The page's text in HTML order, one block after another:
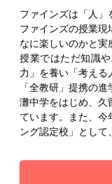
ファインズは「人」
ファインズの授業現
なに楽しいのかと実
授業ではただ知識
力」を養い「考える
「全教研」提携の
灘中学をはじめ、久
ています。また、今
ング認定校」として